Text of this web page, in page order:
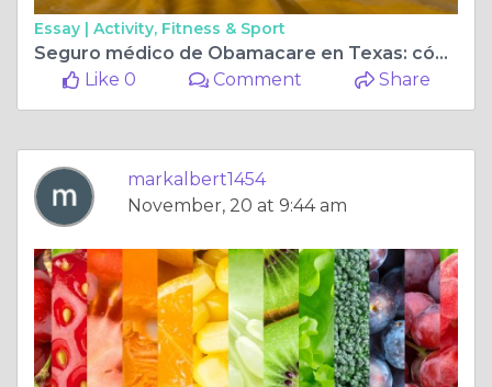
Essay | Activity, Fitness & Sport
Seguro médico de Obamacare en Texas: cómo abordar la Ley de Atención Médica Asequible
Like 0
Comment Share
markalbert1454
November, 20 at 9:44 am